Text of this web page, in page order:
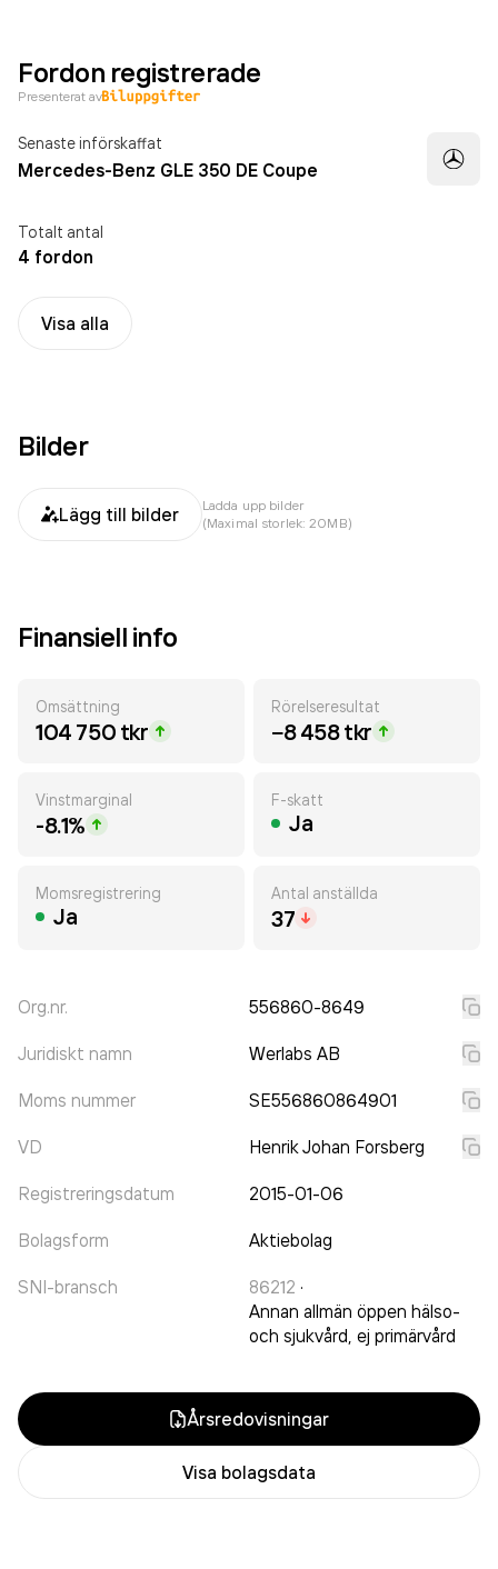
Fordon registrerade
Presenterat av
Senaste införskaffat
Mercedes-Benz GLE 350 DE Coupe
Totalt antal
4 fordon
Visa alla
Bilder
Lägg till bilder
Ladda upp bilder
(Maximal storlek: 20MB)
Finansiell info
Omsättning
104 750 tkr
Rörelseresultat
−8 458 tkr
Vinstmarginal
-8.1%
F-skatt
Ja
Momsregistrering
Ja
Antal anställda
37
Org.nr. 556860-8649
Juridiskt namn Werlabs AB
Moms nummer SE556860864901
VD Henrik Johan Forsberg
Registreringsdatum 2015-01-06
Bolagsform Aktiebolag
SNI-bransch 86212 ·
Annan allmän öppen hälso-
och sjukvård, ej primärvård
Årsredovisningar
Visa bolagsdata